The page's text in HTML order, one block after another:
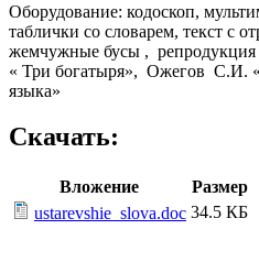
Оборудование: кодоскоп,
таблички со словарем, текст с
жемчужные бусы ,
« Три богатыря», Ожегов С.И. «
языка»
Скачать:
Вложение
Размер
ustarevshie_slova.doc 34.5 КБ